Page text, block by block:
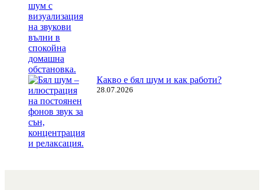
Какво е бял шум и как работи?
28.07.2026